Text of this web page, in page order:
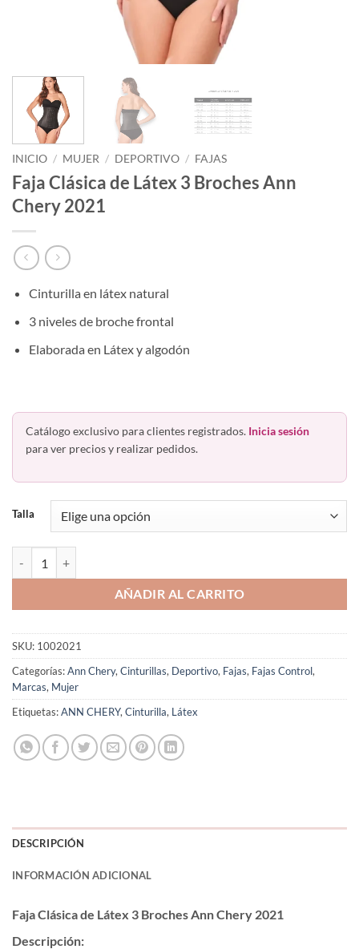
INICIO / MUJER / DEPORTIVO / FAJAS
Faja Clásica de Látex 3 Broches Ann
Chery 2021
Cinturilla en látex natural
3 niveles de broche frontal
Elaborada en Látex y algodón
Catálogo exclusivo para clientes registrados. Inicia sesión
para ver precios y realizar pedidos.
Talla
AÑADIR AL CARRITO
SKU: 1002021
Categorías:Ann Chery,Cinturillas, Deportivo, Fajas, Fajas Control,
Marcas, Mujer
Etiquetas:ANN CHERY,Cinturilla, Látex
DESCRIPCIÓN
INFORMACIÓN ADICIONAL
Faja Clásica de Látex 3 Broches Ann Chery 2021
Descripción: